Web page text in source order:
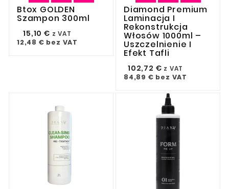
Btox GOLDEN
Szampon 300ml
15,10 € z VAT
12,48 € bez VAT
Diamond Premium
Laminacja I
Rekonstrukcja
Włosów 1000ml –
Uszczelnienie I
Efekt Tafli
102,72 € z VAT
84,89 € bez VAT